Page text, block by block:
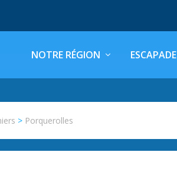
NOTRE RÉGION ESCAPADE
> Porquerolles